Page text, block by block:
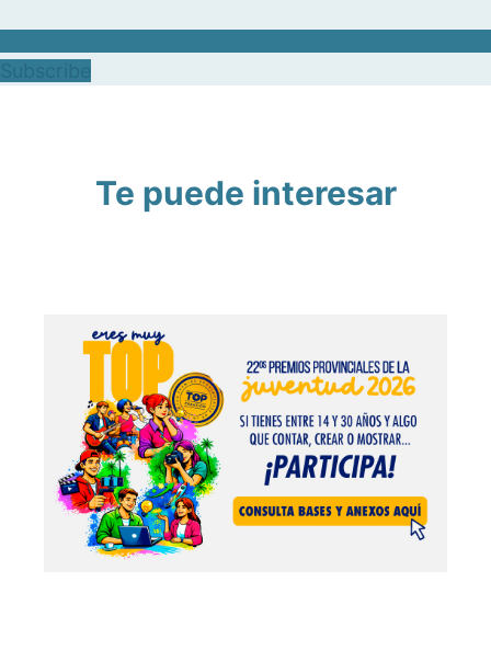
Te puede interesar